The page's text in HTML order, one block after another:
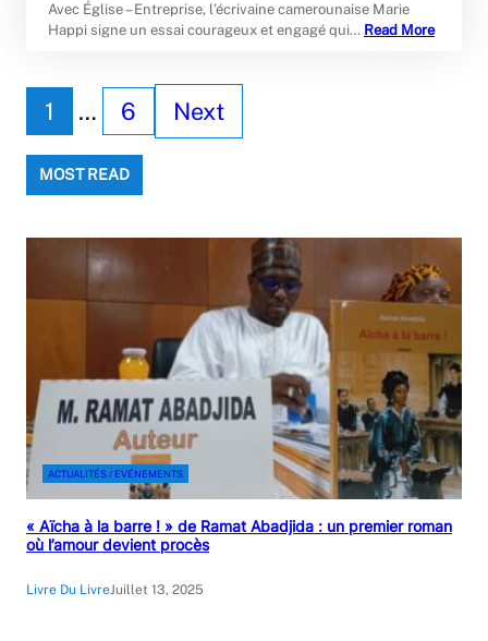
Avec Église – Entreprise, l’écrivaine camerounaise Marie
Happi signe un essai courageux et engagé qui… Read More
1 … 6 Next
MOST READ
ACTUALITÉS / EVÉNEMENTS
« Aïcha à la barre ! » de Ramat Abadjida : un premier roman
où l’amour devient procès
Livre Du LivreJuillet 13, 2025